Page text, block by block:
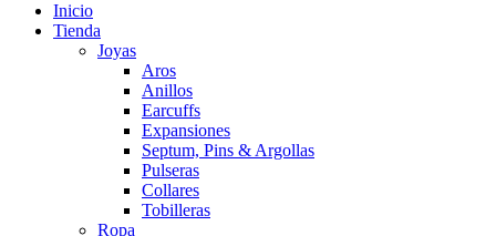
Inicio
Tienda
Joyas
Aros
Anillos
Earcuffs
Expansiones
Septum, Pins & Argollas
Pulseras
Collares
Tobilleras
Ropa